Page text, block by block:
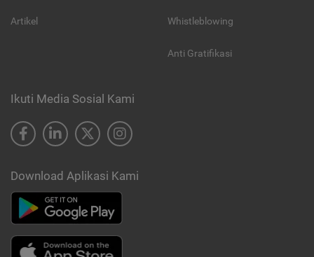
Artikel Whistleblowing
Anti Gratifikasi
Ikuti Media Sosial Kami
Download Aplikasi Kami